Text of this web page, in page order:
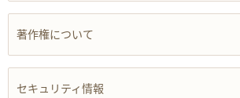
著作権について
セキュリティ情報